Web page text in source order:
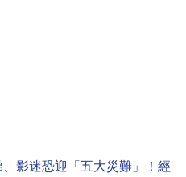
影迷恐迎「五大災難」！經